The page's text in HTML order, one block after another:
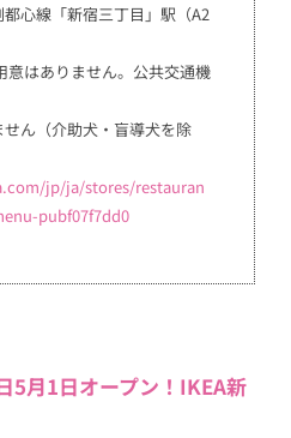
心線「新宿三丁目」駅（A2
はありません。公共交通機
ん（介助犬・盲導犬を除
jp/ja/stores/restauran
pubf07f7dd0
5月1日オープン！IKEA新